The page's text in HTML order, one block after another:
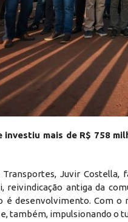
investiu mais de R$ 758
Juvir Costella,
reivindicação antiga da
é desenvolvimento. Com
também, impulsionando o